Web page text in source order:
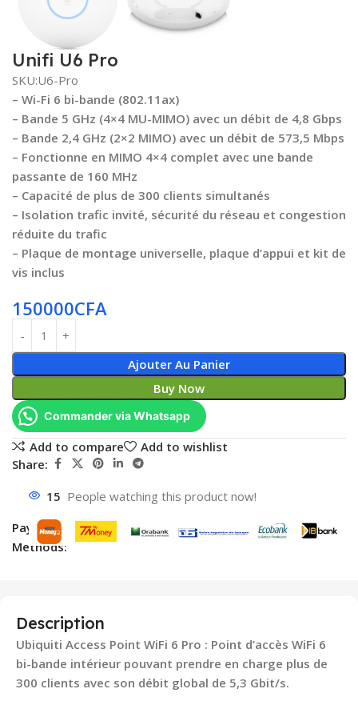
Unifi U6 Pro
SKU:U6-Pro
– Wi-Fi 6 bi-bande (802.11ax)
– Bande 5 GHz (4×4 MU-MIMO) avec un débit de 4,8 Gbps
– Bande 2,4 GHz (2×2 MIMO) avec un débit de 573,5 Mbps
– Fonctionne en MIMO 4×4 complet avec une bande
passante de 160 MHz
– Capacité de plus de 300 clients simultanés
– Isolation trafic invité, sécurité du réseau et congestion
réduite du trafic
– Plaque de montage universelle, plaque d’appui et kit de
vis inclus
150000CFA
Ajouter Au Panier
Buy Now
Commander via Whatsapp
Add to compare
Add to wishlist
Share:
15 People watching this product now!
Payment
Methods:
Description
Ubiquiti Access Point WiFi 6 Pro : Point d’accès WiFi 6
bi-bande intérieur pouvant prendre en charge plus de
300 clients avec son débit global de 5,3 Gbit/s.